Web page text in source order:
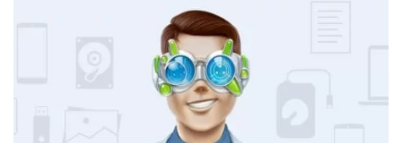
¿Se han borrado tus archivos y quieres recuperarlos?,
te presentamos Disk Drill, la aplicación para recuperar
los archivos borrados en PC, Mac, discos externos,
pendrives, tarjetas de memoria, dispositivos Android,…
Además Disk Drill cuenta con una tecnología que
permite en muchos casos recuperar los archivos de